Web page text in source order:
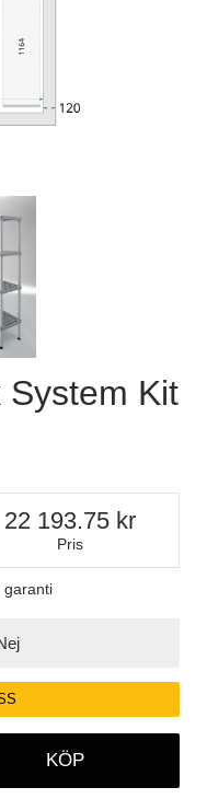
Kit
Pris
22 193.75
garanti
KÖP